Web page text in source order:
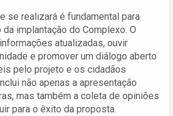
se realizará é fundamental para
implantação do Complexo. O
atualizadas, ouvir
e promover um diálogo aberto
pelo projeto e os cidadãos
não apenas a apresentação
mas também a coleta de opiniões
para o êxito da proposta.